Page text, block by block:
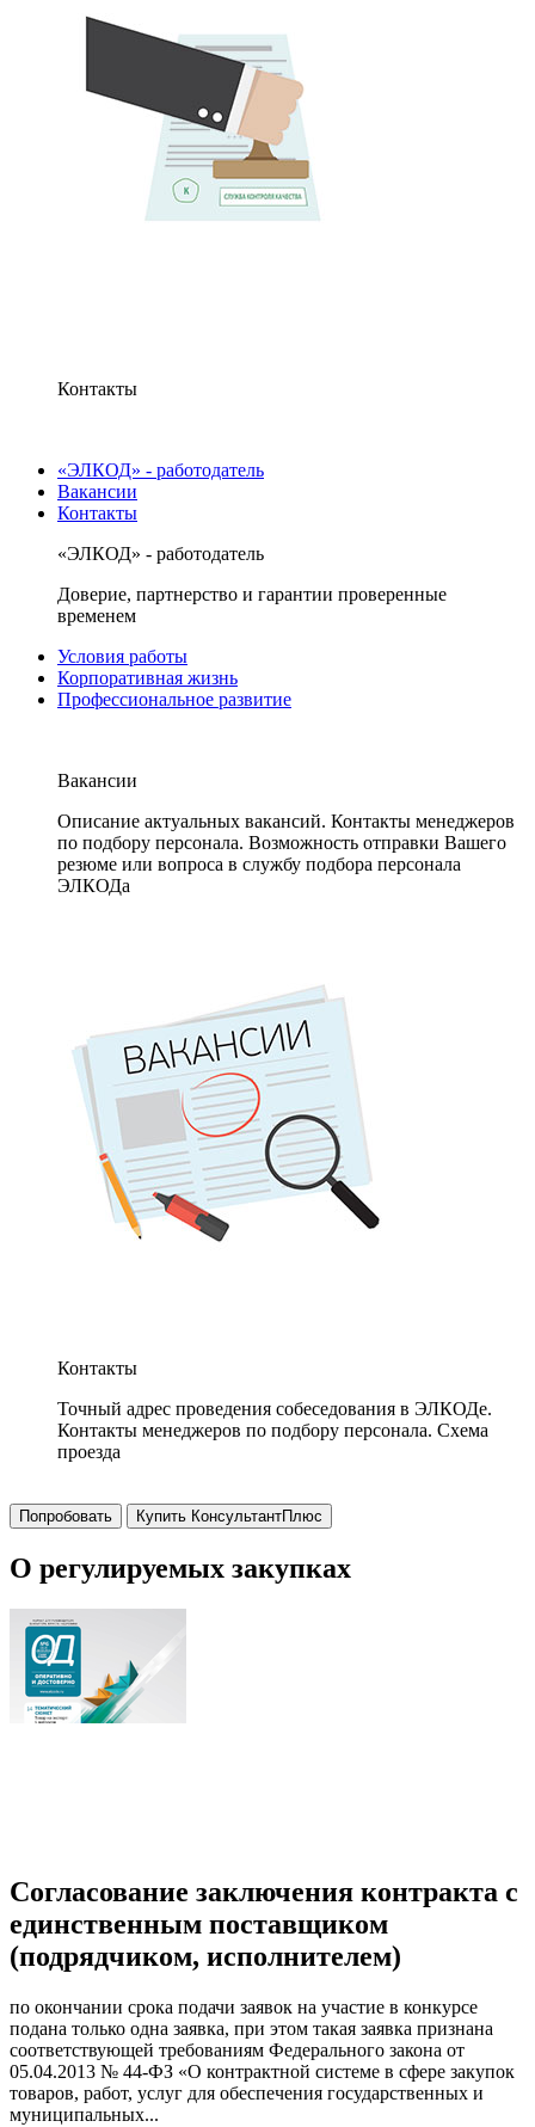
Контакты
«ЭЛКОД» - работодатель
Вакансии
Контакты
«ЭЛКОД» - работодатель
Доверие, партнерство и гарантии проверенные
временем
Условия работы
Корпоративная жизнь
Профессиональное развитие
Вакансии
Описание актуальных вакансий. Контакты менеджеров
по подбору персонала. Возможность отправки Вашего
резюме или вопроса в службу подбора персонала
ЭЛКОДа
Контакты
Точный адрес проведения собеседования в ЭЛКОДе.
Контакты менеджеров по подбору персонала. Схема
проезда
Попробовать Купить КонсультантПлюс
О регулируемых закупках
Согласование заключения контракта с
единственным поставщиком
(подрядчиком, исполнителем)
по окончании срока подачи заявок на участие в конкурсе
подана только одна заявка, при этом такая заявка признана
соответствующей требованиям Федерального закона от
05.04.2013 № 44-ФЗ «О контрактной системе в сфере закупок
товаров, работ, услуг для обеспечения государственных и
муниципальных...